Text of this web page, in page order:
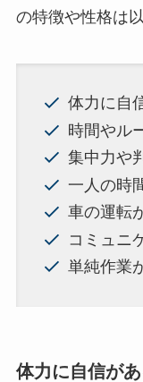
の特徴や性格は
体力に自
時間やル
集中力や
一人の時
車の運転
コミュニ
単純作業
体力に自信が